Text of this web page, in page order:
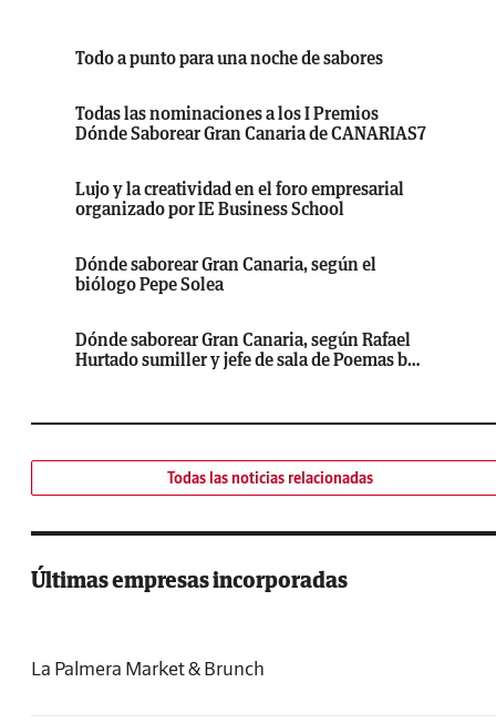
Todo a punto para una noche de sabores
Todas las nominaciones a los I Premios
Dónde Saborear Gran Canaria de CANARIAS7
Lujo y la creatividad en el foro empresarial
organizado por IE Business School
Dónde saborear Gran Canaria, según el
biólogo Pepe Solea
Dónde saborear Gran Canaria, según Rafael
Hurtado sumiller y jefe de sala de Poemas by
Todas las noticias relacionadas
Últimas empresas incorporadas
La Palmera Market & Brunch